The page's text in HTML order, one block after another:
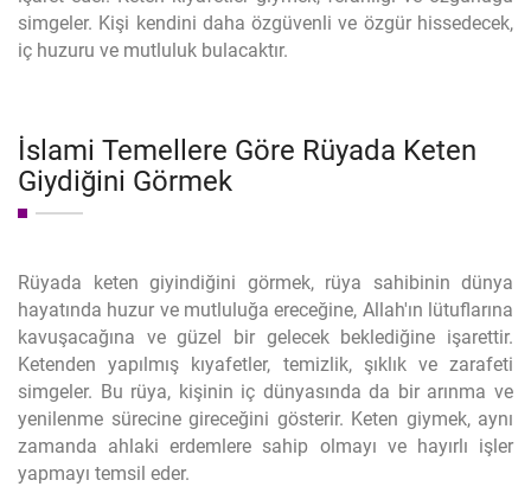
simgeler. Kişi kendini daha özgüvenli ve özgür hissedecek,
iç huzuru ve mutluluk bulacaktır.
İslami Temellere Göre Rüyada Keten
Giydiğini Görmek
Rüyada keten giyindiğini görmek, rüya sahibinin dünya
hayatında huzur ve mutluluğa ereceğine, Allah'ın lütuflarına
kavuşacağına ve güzel bir gelecek beklediğine işarettir.
Ketenden yapılmış kıyafetler, temizlik, şıklık ve zarafeti
simgeler. Bu rüya, kişinin iç dünyasında da bir arınma ve
yenilenme sürecine gireceğini gösterir. Keten giymek, aynı
zamanda ahlaki erdemlere sahip olmayı ve hayırlı işler
yapmayı temsil eder.